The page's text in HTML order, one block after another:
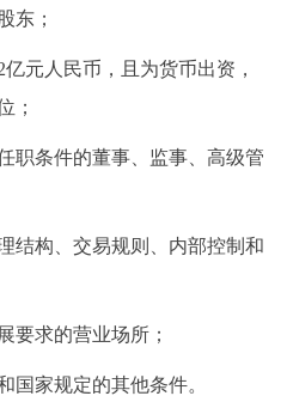
东；
人民币，且为货币出资，
；
条件的董事、监事、高级管
构、交易规则、内部控制和
求的营业场所；
家规定的其他条件。